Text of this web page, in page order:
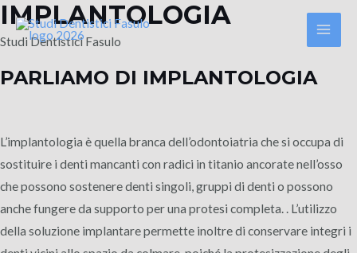
Vai
Main
IMPLANTOLOGIA
Studi Dentistici Fasulo
PARLIAMO DI IMPLANTOLOGIA
L’implantologia è quella branca dell’odontoiatria che si occupa di
sostituire i denti mancanti con radici in titanio ancorate nell’osso
che possono sostenere denti singoli, gruppi di denti o possono
anche fungere da supporto per una protesi completa. . L’utilizzo
della soluzione implantare permette inoltre di conservare integri i